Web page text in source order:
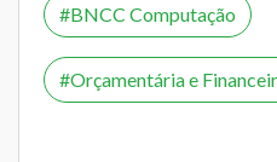
BNCC Computação
Orçamentária e